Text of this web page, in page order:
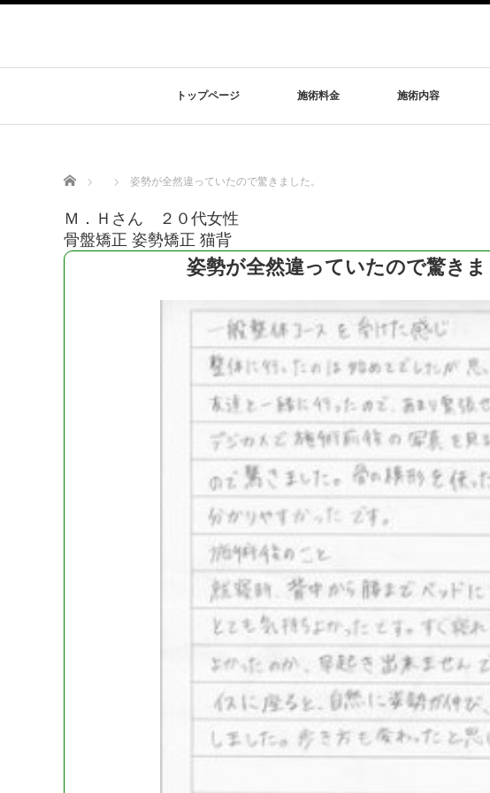
トップページ 施術料金 施術内容
Home 姿勢が全然違っていたので驚きました。
Ｍ．Ｈさん ２０代女性
骨盤矯正 姿勢矯正 猫背
姿勢が全然違っていたので驚きま